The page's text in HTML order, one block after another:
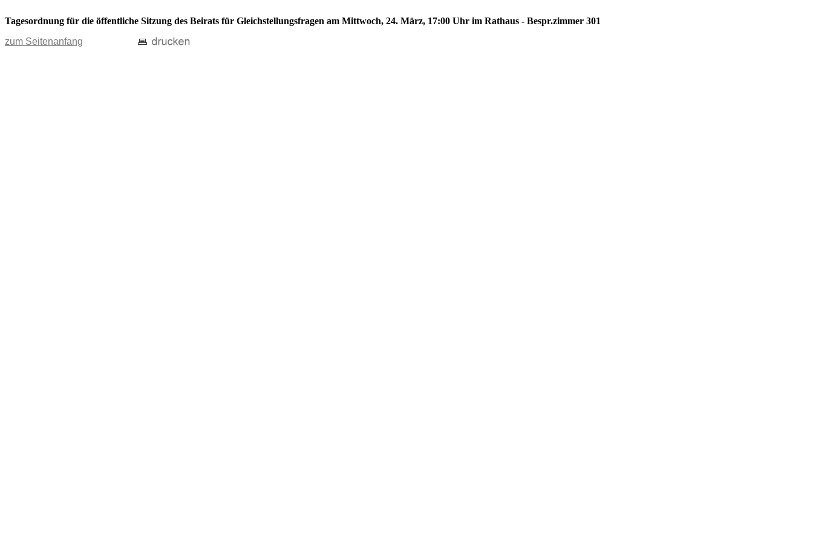
Tagesordnung für die öffentliche Sitzung des Beirats für Gleichstellungsfragen am Mittwoch, 24. März, 17:00 Uhr im Rathaus - Bespr.zimmer 301
zum Seitenanfang